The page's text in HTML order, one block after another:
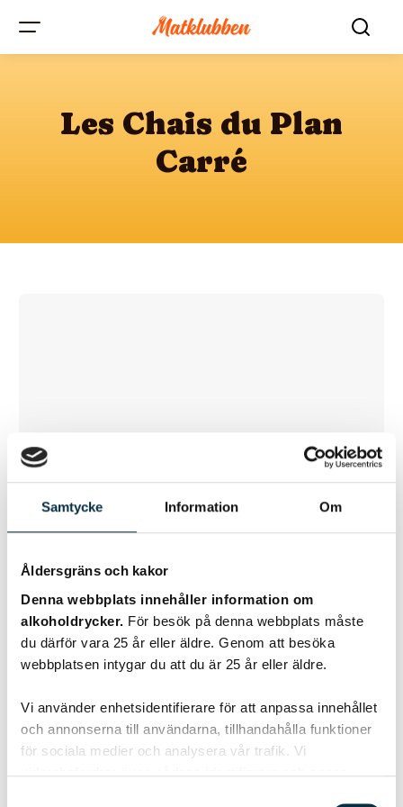
Samtycke Information Om
Åldersgräns och kakor
Denna webbplats innehåller information om
alkoholdrycker. För besök på denna webbplats måste
du därför vara 25 år eller äldre. Genom att besöka
webbplatsen intygar du att du är 25 år eller äldre.
Vi använder enhetsidentifierare för att anpassa innehållet
och annonserna till användarna, tillhandahålla funktioner
för sociala medier och analysera vår trafik. Vi
Les Chais du Plan
Carré
Merci Chardonnay
KÖP 99 KR